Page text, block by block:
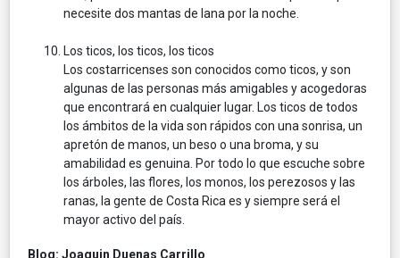
necesite dos mantas de lana por la noche.
Los ticos, los ticos, los ticos
Los costarricenses son conocidos como ticos, y son
algunas de las personas más amigables y acogedoras
que encontrará en cualquier lugar. Los ticos de todos
los ámbitos de la vida son rápidos con una sonrisa, un
apretón de manos, un beso o una broma, y su
amabilidad es genuina. Por todo lo que escuche sobre
los árboles, las flores, los monos, los perezosos y las
ranas, la gente de Costa Rica es y siempre será el
mayor activo del país.
Blog: Joaquin Duenas Carrillo